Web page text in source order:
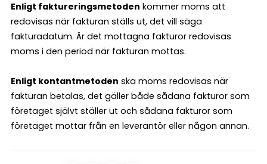
Enligt faktureringsmetoden kommer moms att
redovisas när fakturan ställs ut, det vill säga
fakturadatum. Är det mottagna fakturor redovisas
moms i den period när fakturan mottas.
Enligt kontantmetoden ska moms redovisas när
fakturan betalas, det gäller både sådana fakturor som
företaget självt ställer ut och sådana fakturor som
företaget mottar från en leverantör eller någon annan.